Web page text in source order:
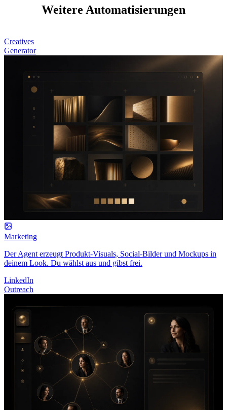
Weitere Automatisierungen
Creatives
Generator
Marketing
Der Agent erzeugt Produkt-Visuals, Social-Bilder und Mockups in
deinem Look. Du wählst aus und gibst frei.
LinkedIn
Outreach